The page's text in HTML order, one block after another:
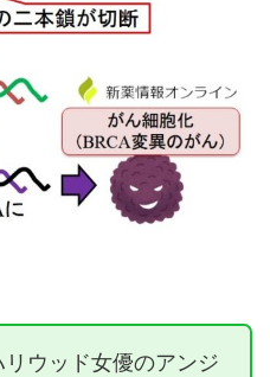
ウッド女優のアンジ